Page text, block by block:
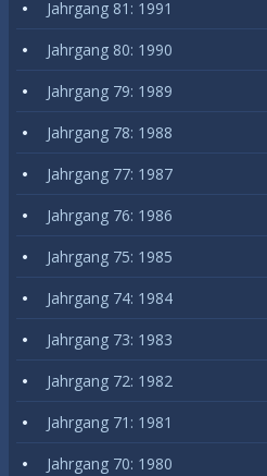
Jahrgang 81: 1991
Jahrgang 80: 1990
Jahrgang 79: 1989
Jahrgang 78: 1988
Jahrgang 77: 1987
Jahrgang 76: 1986
Jahrgang 75: 1985
Jahrgang 74: 1984
Jahrgang 73: 1983
Jahrgang 72: 1982
Jahrgang 71: 1981
Jahrgang 70: 1980